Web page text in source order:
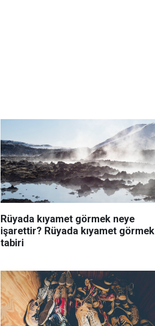
Rüyada kıyamet görmek neye
işarettir? Rüyada kıyamet görmek
tabiri